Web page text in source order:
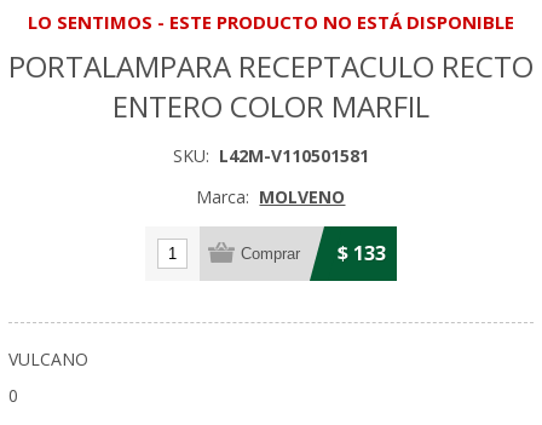
LO SENTIMOS - ESTE PRODUCTO NO ESTÁ DISPONIBLE
PORTALAMPARA RECEPTACULO RECTO
ENTERO COLOR MARFIL
SKU: L42M-V110501581
Marca: MOLVENO
$ 133
VULCANO
0